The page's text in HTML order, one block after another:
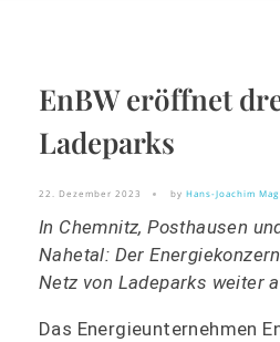
Puls Magazin
Zukunft der Mobilität
EnBW eröffnet
Ladeparks
22. Dezember 2023 by Hans-Joachim Mag
In Chemnitz, Posthausen
Nahetal: Der
Netz von Ladeparks weiter
Das Energieunternehmen